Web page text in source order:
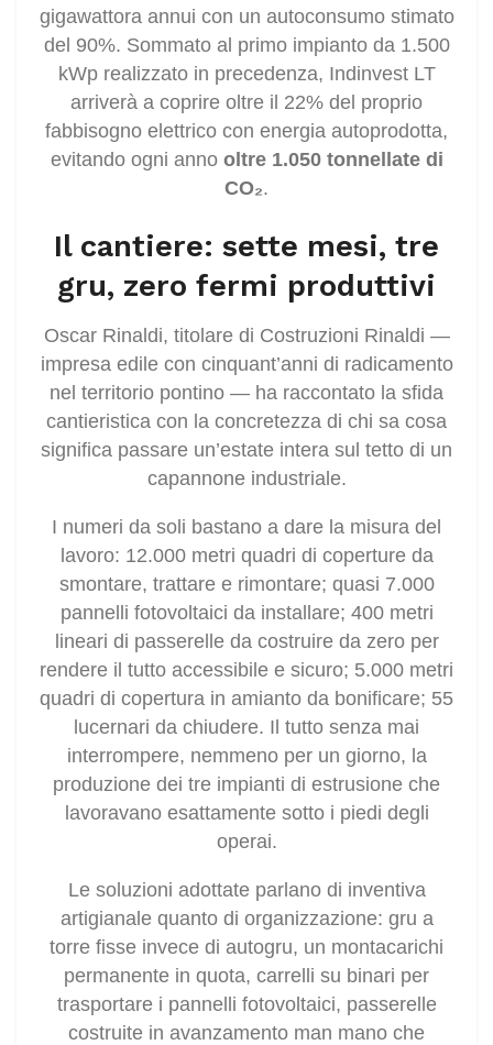
gigawattora annui con un autoconsumo stimato
del 90%. Sommato al primo impianto da 1.500
kWp realizzato in precedenza, Indinvest LT
arriverà a coprire oltre il 22% del proprio
fabbisogno elettrico con energia autoprodotta,
evitando ogni anno oltre 1.050 tonnellate di
CO₂.
Il cantiere: sette mesi, tre
gru, zero fermi produttivi
Oscar Rinaldi, titolare di Costruzioni Rinaldi —
impresa edile con cinquant’anni di radicamento
nel territorio pontino — ha raccontato la sfida
cantieristica con la concretezza di chi sa cosa
significa passare un’estate intera sul tetto di un
capannone industriale.
I numeri da soli bastano a dare la misura del
lavoro: 12.000 metri quadri di coperture da
smontare, trattare e rimontare; quasi 7.000
pannelli fotovoltaici da installare; 400 metri
lineari di passerelle da costruire da zero per
rendere il tutto accessibile e sicuro; 5.000 metri
quadri di copertura in amianto da bonificare; 55
lucernari da chiudere. Il tutto senza mai
interrompere, nemmeno per un giorno, la
produzione dei tre impianti di estrusione che
lavoravano esattamente sotto i piedi degli
operai.
Le soluzioni adottate parlano di inventiva
artigianale quanto di organizzazione: gru a
torre fisse invece di autogru, un montacarichi
permanente in quota, carrelli su binari per
trasportare i pannelli fotovoltaici, passerelle
costruite in avanzamento man mano che